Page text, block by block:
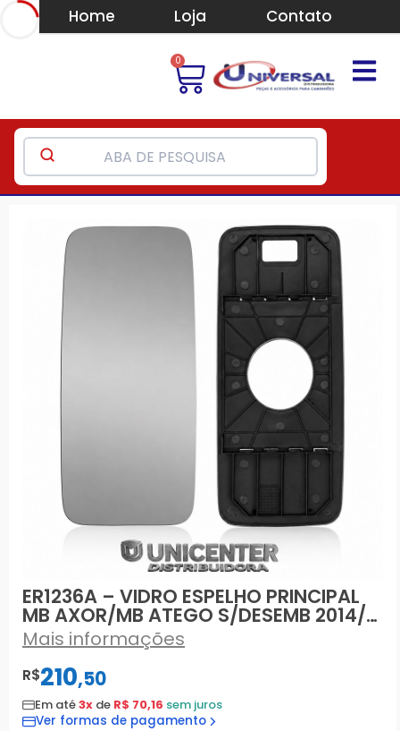
Home Loja Contato
0
ER1236A – VIDRO ESPELHO PRINCIPAL
MB AXOR/MB ATEGO S/DESEMB 2014/…
Mais informações
R$210,50
Em até3x de R$ 70,16 sem juros
Ver formas de pagamento